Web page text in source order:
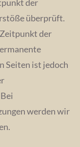
der
überprüft.
der
Seiten ist jedoch
werden wir